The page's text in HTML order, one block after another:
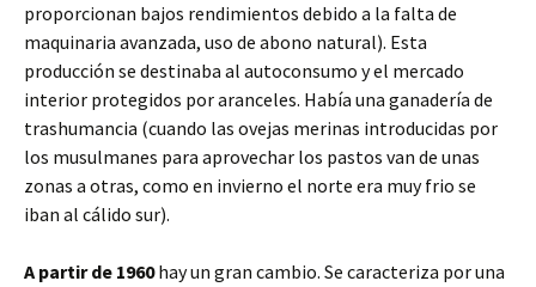
proporcionan bajos rendimientos debido a la falta de
maquinaria avanzada, uso de abono natural). Esta
producción se destinaba al autoconsumo y el mercado
interior protegidos por aranceles. Había una ganadería de
trashumancia (cuando las ovejas merinas introducidas por
los musulmanes para aprovechar los pastos van de unas
zonas a otras, como en invierno el norte era muy frio se
iban al cálido sur).
A partir de 1960hay un gran cambio. Se caracteriza por una